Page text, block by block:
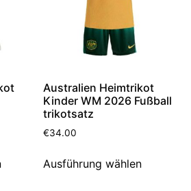
Australien Heimtrikot
Kinder WM 2026 Fußball
trikotsatz
€34.00
Ausführung wählen